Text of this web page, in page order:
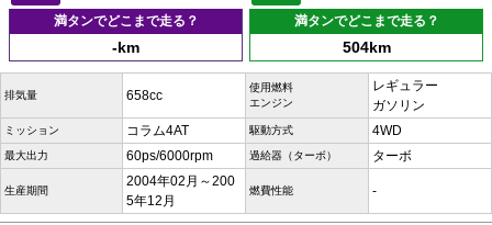
満タンでどこまで走る？
-km
満タンでどこまで走る？
504km
排気量 658cc
使用燃料
エンジン
レギュラー
ガソリン
ミッション コラム4AT 駆動方式 4WD
最大出力 60ps/6000rpm 過給器（ターボ） ターボ
生産期間
2004年02月～200
5年12月
燃費性能 -